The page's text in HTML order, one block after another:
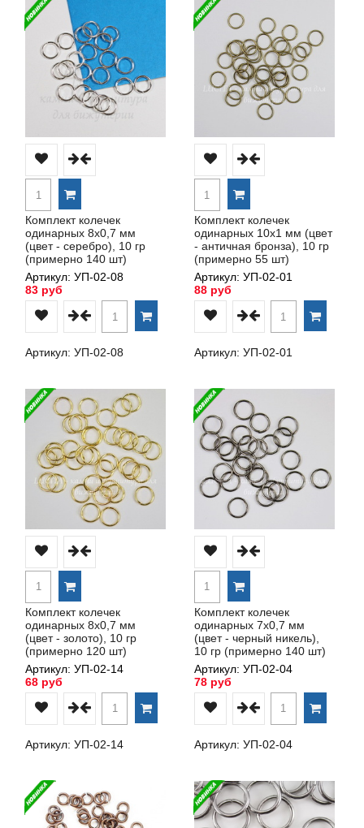
Комплект колечек
одинарных 8х0,7 мм
(цвет - серебро), 10 гр
(примерно 140 шт)
Артикул: УП-02-08
83 руб
Артикул: УП-02-08
Комплект колечек
одинарных 10х1 мм (цвет
- античная бронза), 10 гр
(примерно 55 шт)
Артикул: УП-02-01
88 руб
Артикул: УП-02-01
Комплект колечек
одинарных 8х0,7 мм
(цвет - золото), 10 гр
(примерно 120 шт)
Артикул: УП-02-14
68 руб
Артикул: УП-02-14
Комплект колечек
одинарных 7х0,7 мм
(цвет - черный никель),
10 гр (примерно 140 шт)
Артикул: УП-02-04
78 руб
Артикул: УП-02-04